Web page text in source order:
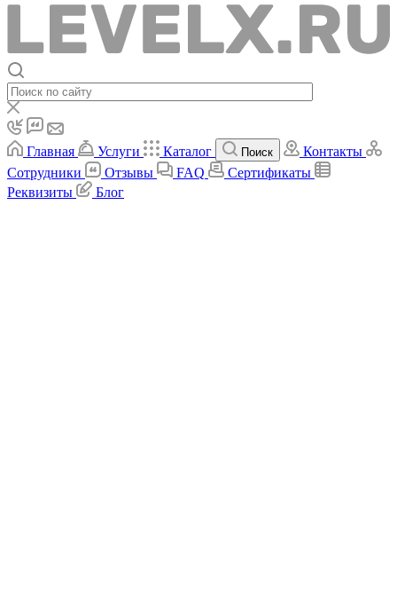
Главная Услуги Каталог Поиск
Контакты
Сотрудники
Отзывы FAQ
Сертификаты
Реквизиты
Блог